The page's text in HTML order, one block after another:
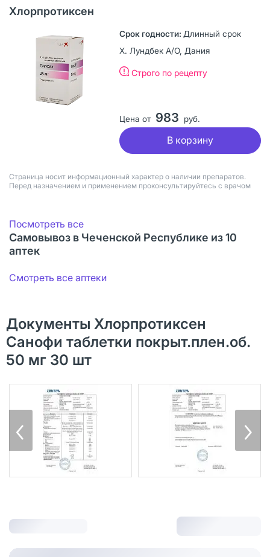
Хлорпротиксен
Длинный срок
Х. Лундбек А/О, Дания
Строго по рецепту
Цена от 983 руб.
В корзину
Страница носит информационный характер о наличии препаратов.
Перед назначением и применением проконсультируйтесь с врачом
Посмотреть все
Самовывоз в Чеченской Республике из 10
аптек
Смотреть все аптеки
Документы Хлорпротиксен
Санофи таблетки покрыт.плен.об.
50 мг 30 шт